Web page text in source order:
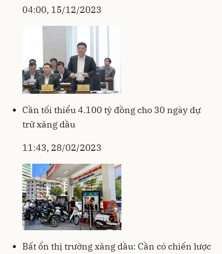
04:00, 15/12/2023
Cần tối thiểu 4.100 tỷ đồng cho 30 ngày dự
trữ xăng dầu
11:43, 28/02/2023
Bất ổn thị trường xăng dầu: Cần có chiến lược